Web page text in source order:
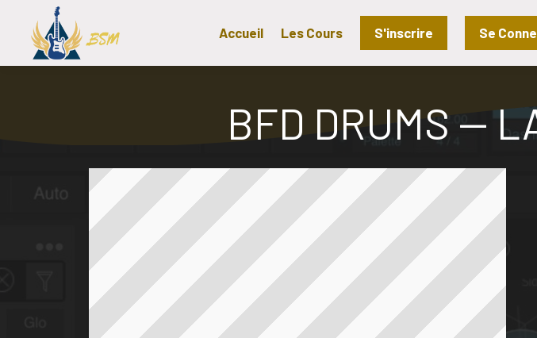
Accueil Les Cours S'inscrire Se
BFD DRUMS --